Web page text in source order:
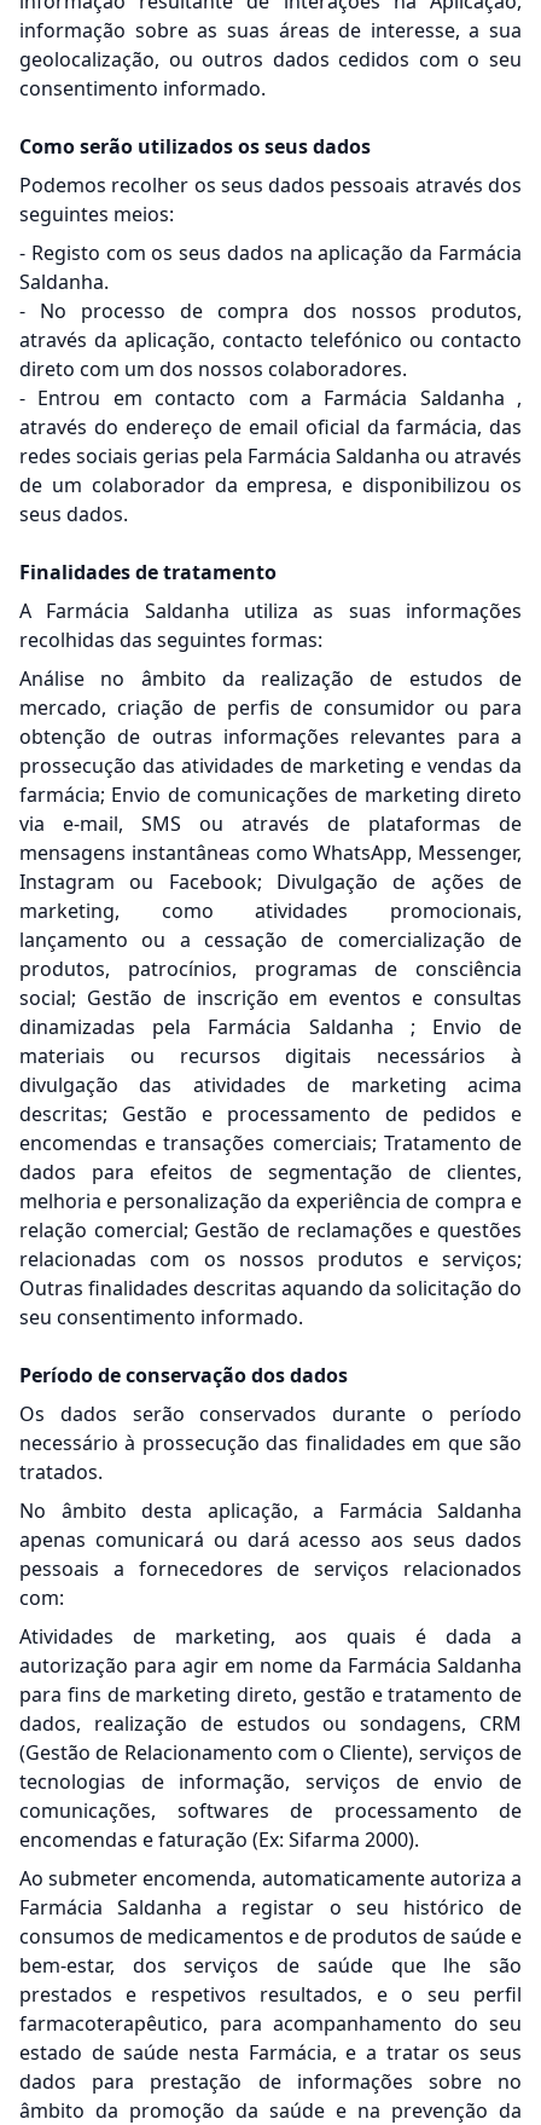
informação sobre as suas áreas de interesse, a sua
geolocalização, ou outros dados cedidos com o seu
consentimento informado.
Como serão utilizados os seus dados
Podemos recolher os seus dados pessoais através dos
seguintes meios:
- Registo com os seus dados na aplicação da Farmácia
Saldanha.
- No processo de compra dos nossos produtos,
através da aplicação, contacto telefónico ou contacto
direto com um dos nossos colaboradores.
- Entrou em contacto com a Farmácia Saldanha ,
através do endereço de email oficial da farmácia, das
redes sociais gerias pela Farmácia Saldanha ou através
de um colaborador da empresa, e disponibilizou os
seus dados.
Finalidades de tratamento
A Farmácia Saldanha utiliza as suas informações
recolhidas das seguintes formas:
Análise no âmbito da realização de estudos de
mercado, criação de perfis de consumidor ou para
obtenção de outras informações relevantes para a
prossecução das atividades de marketing e vendas da
farmácia; Envio de comunicações de marketing direto
via e-mail, SMS ou através de plataformas de
mensagens instantâneas como WhatsApp, Messenger,
Instagram ou Facebook; Divulgação de ações de
marketing, como atividades promocionais,
lançamento ou a cessação de comercialização de
produtos, patrocínios, programas de consciência
social; Gestão de inscrição em eventos e consultas
dinamizadas pela Farmácia Saldanha ; Envio de
materiais ou recursos digitais necessários à
divulgação das atividades de marketing acima
descritas; Gestão e processamento de pedidos e
encomendas e transações comerciais; Tratamento de
dados para efeitos de segmentação de clientes,
melhoria e personalização da experiência de compra e
relação comercial; Gestão de reclamações e questões
relacionadas com os nossos produtos e serviços;
Outras finalidades descritas aquando da solicitação do
seu consentimento informado.
Período de conservação dos dados
Os dados serão conservados durante o período
necessário à prossecução das finalidades em que são
tratados.
No âmbito desta aplicação, a Farmácia Saldanha
apenas comunicará ou dará acesso aos seus dados
pessoais a fornecedores de serviços relacionados
com:
Atividades de marketing, aos quais é dada a
autorização para agir em nome da Farmácia Saldanha
para fins de marketing direto, gestão e tratamento de
dados, realização de estudos ou sondagens, CRM
(Gestão de Relacionamento com o Cliente), serviços de
tecnologias de informação, serviços de envio de
comunicações, softwares de processamento de
encomendas e faturação (Ex: Sifarma 2000).
Ao submeter encomenda, automaticamente autoriza a
Farmácia Saldanha a registar o seu histórico de
consumos de medicamentos e de produtos de saúde e
bem-estar, dos serviços de saúde que lhe são
prestados e respetivos resultados, e o seu perfil
farmacoterapêutico, para acompanhamento do seu
estado de saúde nesta Farmácia, e a tratar os seus
dados para prestação de informações sobre no
âmbito da promoção da saúde e na prevenção da